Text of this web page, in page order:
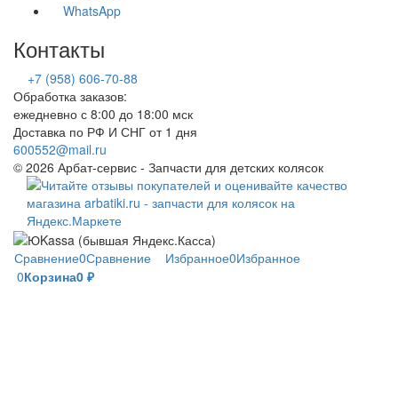
WhatsApp
Контакты
+7 (958) 606-70-88
Обработка заказов:
ежедневно с 8:00 до 18:00 мск
Доставка по РФ И СНГ от 1 дня
600552@mail.ru
© 2026 Арбат-сервис - Запчасти для детских колясок
Сравнение0Сравнение Избранное0Избранное
0Корзина0 ₽